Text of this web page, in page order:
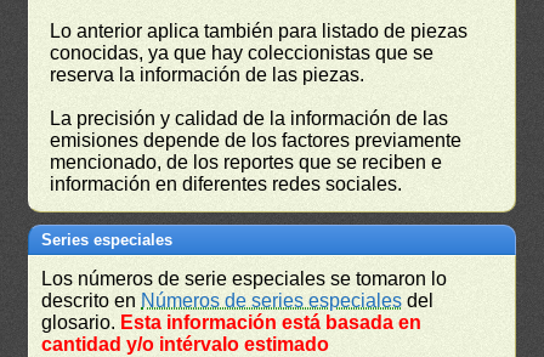
Lo anterior aplica también para listado de piezas
conocidas, ya que hay coleccionistas que se
reserva la información de las piezas.
La precisión y calidad de la información de las
emisiones depende de los factores previamente
mencionado, de los reportes que se reciben e
información en diferentes redes sociales.
Series especiales
Los números de serie especiales se tomaron lo
descrito en Números de series especiales del
glosario. Esta información está basada en
cantidad y/o intérvalo estimado